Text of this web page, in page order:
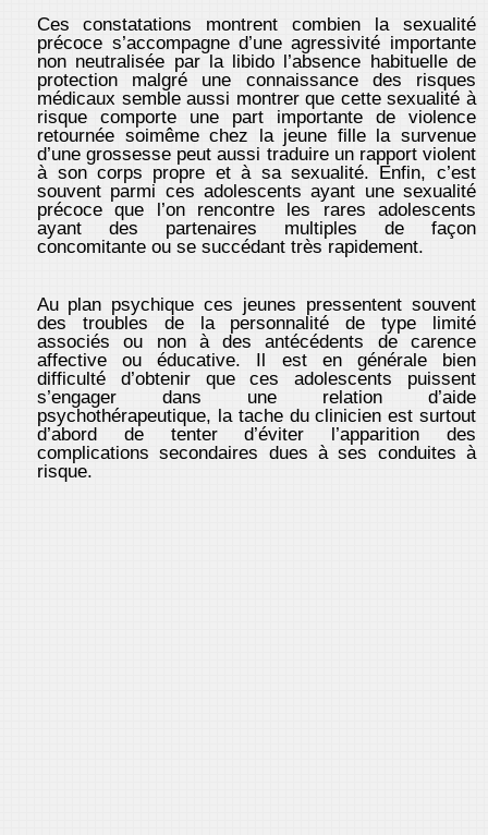
Ces constatations montrent combien la sexualité
précoce s’accompagne d’une agressivité importante
non neutralisée par la libido l’absence habituelle de
protection malgré une connaissance des risques
médicaux semble aussi montrer que cette sexualité à
risque comporte une part importante de violence
retournée soimême chez la jeune fille la survenue
d’une grossesse peut aussi traduire un rapport violent
à son corps propre et à sa sexualité. Enfin, c’est
souvent parmi ces adolescents ayant une sexualité
précoce que l’on rencontre les rares adolescents
ayant des partenaires multiples de façon
concomitante ou se succédant très rapidement.
Au plan psychique ces jeunes pressentent souvent
des troubles de la personnalité de type limité
associés ou non à des antécédents de carence
affective ou éducative. Il est en générale bien
difficulté d’obtenir que ces adolescents puissent
s’engager dans une relation d’aide
psychothérapeutique, la tache du clinicien est surtout
d’abord de tenter d’éviter l’apparition des
complications secondaires dues à ses conduites à
risque.